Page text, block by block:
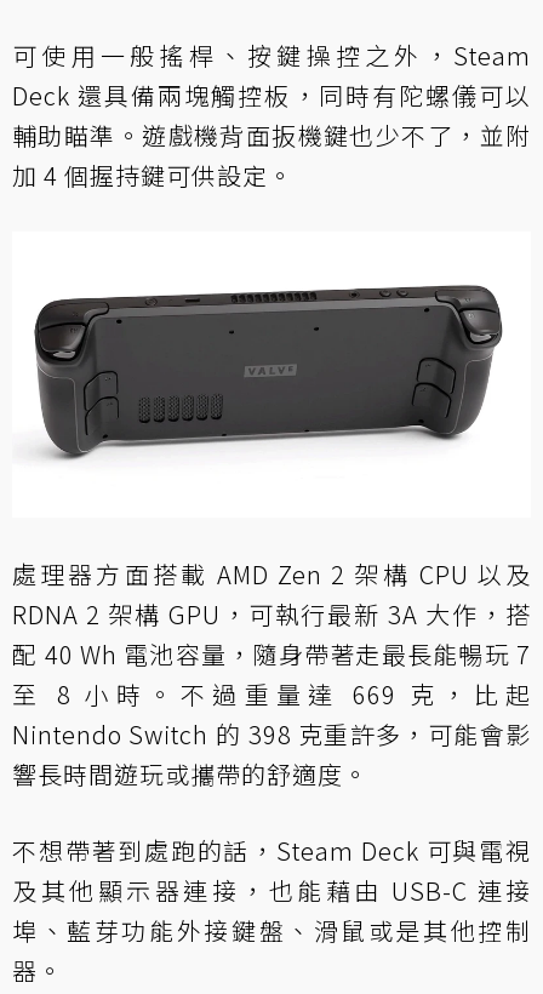
可使用一般搖桿、按鍵操控之外，Steam
Deck 還具備兩塊觸控板，同時有陀螺儀可以
輔助瞄準。遊戲機背面扳機鍵也少不了，並附
加 4 個握持鍵可供設定。
處理器方面搭載 AMD Zen 2 架構 CPU 以及
RDNA 2 架構 GPU，可執行最新 3A 大作，搭
配 40 Wh 電池容量，隨身帶著走最長能暢玩 7
至 8 小時。不過重量達 669 克，比起
Nintendo Switch 的 398 克重許多，可能會影
響長時間遊玩或攜帶的舒適度。
不想帶著到處跑的話，Steam Deck 可與電視
及其他顯示器連接，也能藉由 USB-C 連接
埠、藍芽功能外接鍵盤、滑鼠或是其他控制
器。